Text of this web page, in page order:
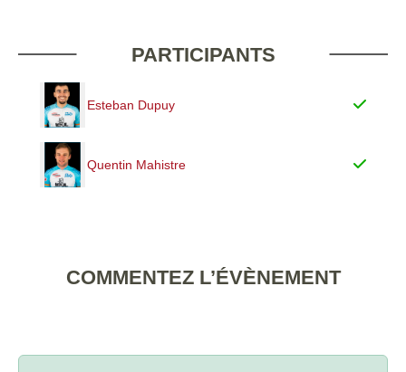
PARTICIPANTS
Esteban Dupuy
Quentin Mahistre
COMMENTEZ L’ÉVÈNEMENT